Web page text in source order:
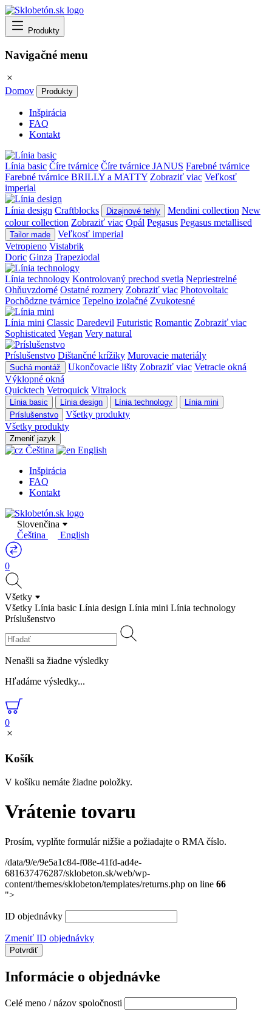
Produkty
Navigačné menu
Domov Produkty
Inšpirácia
FAQ
Kontakt
Línia basic Číre tvárnice Číre tvárnice JANUS Farebné tvárnice
Farebné tvárnice BRILLY a MATTY Zobraziť viac Veľkosť
imperial
Línia design Craftblocks Dizajnové tehly Mendini collection New
colour collection Zobraziť viac Opál Pegasus Pegasus metallised
Tailor made
Veľkosť imperial
Vetropieno Vistabrik
Doric Ginza Trapeziodal
Línia technology Kontrolovaný prechod svetla Nepriestrelné
Ohňuvzdorné Ostatné rozmery Zobraziť viac Photovoltaic
Pochôdzne tvárnice Tepelno izolačné Zvukotesné
Línia mini Classic Daredevil Futuristic Romantic Zobraziť viac
Sophisticated Vegan Very natural
Príslušenstvo Dištančné krížiky Murovacie materiály
Suchá montáž Ukončovacie lišty Zobraziť viac Vetracie okná
Výklopné okná
Quicktech Vetroquick Vitralock
Línia basic Línia design Línia technology
Línia mini
Príslušenstvo
Všetky produkty
Všetky produkty
Zmeniť jazyk
Čeština
English
Inšpirácia
FAQ
Kontakt
Slovenčina
Čeština
English
0
Všetky
Všetky Línia basic Línia design Línia mini Línia technology
Príslušenstvo
Nenašli sa žiadne výsledky
Hľadáme výsledky...
0
Košík
V košíku nemáte žiadne položky.
Vrátenie tovaru
Prosím, vyplňte formulár nižšie a požiadajte o RMA číslo.
/data/9/e/9e5a1c84-f08e-41fd-ad4e-
681637476287/sklobeton.sk/web/wp-
content/themes/sklobeton/templates/returns.php on line 66
">
ID objednávky
Zmeniť ID objednávky
Potvrdiť
Informácie o objednávke
Celé meno / názov spoločnosti